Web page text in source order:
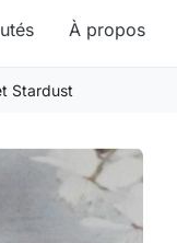
À propos
Stardust